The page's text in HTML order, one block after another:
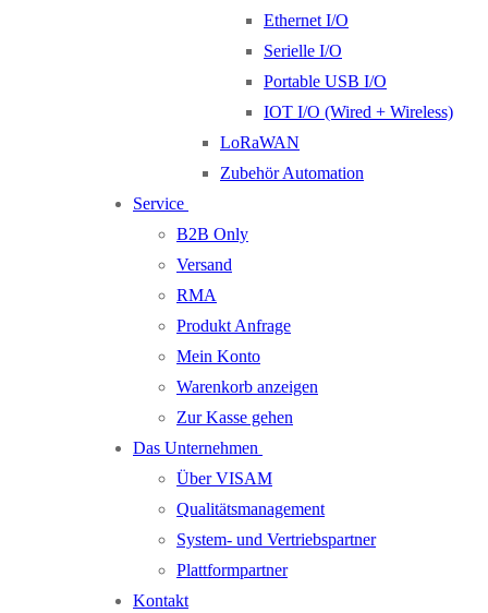
Ethernet I/O
Serielle I/O
Portable USB I/O
IOT I/O (Wired + Wireless)
LoRaWAN
Zubehör Automation
Service
B2B Only
Versand
RMA
Produkt Anfrage
Mein Konto
Warenkorb anzeigen
Zur Kasse gehen
Das Unternehmen
Über VISAM
Qualitätsmanagement
System- und Vertriebspartner
Plattformpartner
Kontakt